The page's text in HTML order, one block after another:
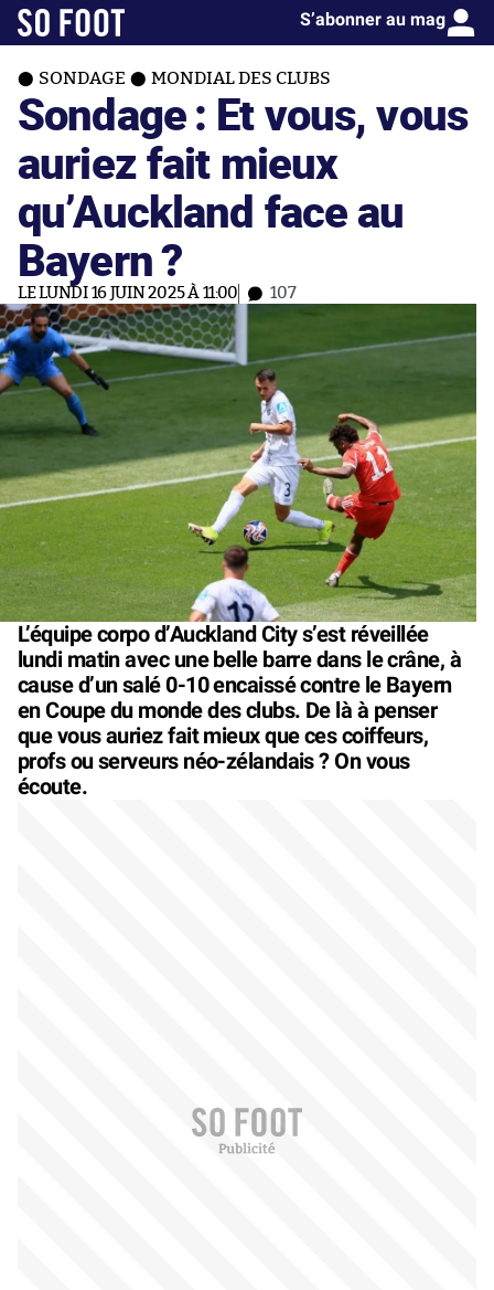
S’abonner au mag
SONDAGE MONDIAL DES CLUBS
Sondage : Et vous, vous
auriez fait mieux
qu’Auckland face au
Bayern ?
LE LUNDI 16 JUIN 2025 À 11:00 107
L’équipe corpo d’Auckland City s’est réveillée
lundi matin avec une belle barre dans le crâne, à
cause d’un salé 0-10 encaissé contre le Bayern
en Coupe du monde des clubs. De là à penser
que vous auriez fait mieux que ces coiffeurs,
profs ou serveurs néo-zélandais ? On vous
écoute.